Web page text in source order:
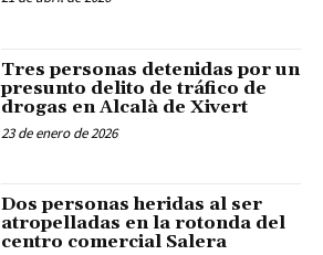
Tres personas detenidas por un
presunto delito de tráfico de
drogas en Alcalà de Xivert
23 de enero de 2026
Dos personas heridas al ser
atropelladas en la rotonda del
centro comercial Salera